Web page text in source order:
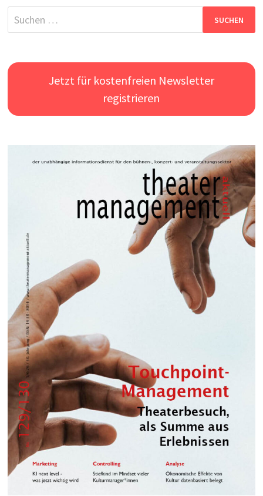
Suchen
nach:
Jetzt für kostenfreien Newsletter
registrieren